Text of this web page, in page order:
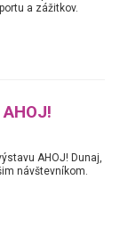
a zážitkov.
AHOJ! Dunaj,
návštevníkom.